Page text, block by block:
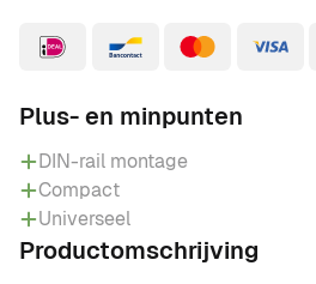
Plus- en minpunten
DIN-rail montage
Compact
Universeel
Productomschrijving